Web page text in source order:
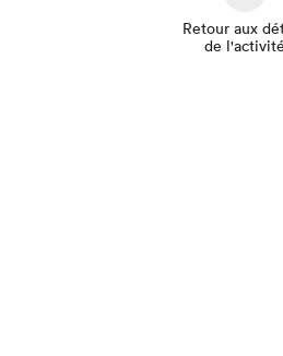
Retour aux
de l'activité